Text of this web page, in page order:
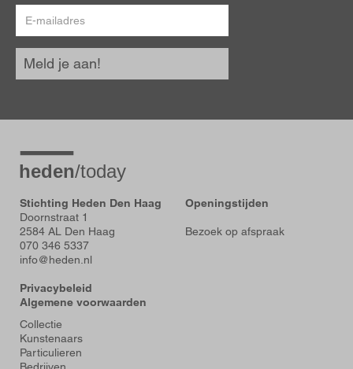
mailadres
Meld je aan!
Stichting Heden Den Haag
Doornstraat 1
2584 AL Den Haag
070 346 5337
info@heden.nl
Privacybeleid
Algemene voorwaarden
Openingstijden
Bezoek op afspraak
Voet
Collectie
Kunstenaars
Particulieren